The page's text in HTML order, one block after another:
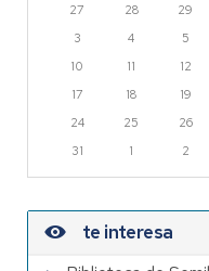
27
28 29
3
4 5
10
11 12
17
18 19
24
25 26
31
1 2
te interesa